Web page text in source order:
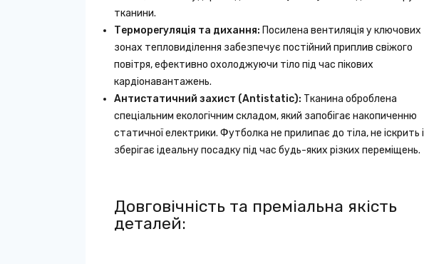
тканини.
Терморегуляція та дихання: Посилена вентиляція у ключових
зонах тепловиділення забезпечує постійний приплив свіжого
повітря, ефективно охолоджуючи тіло під час пікових
кардіонавантажень.
Антистатичний захист (Antistatic): Тканина оброблена
спеціальним екологічним складом, який запобігає накопиченню
статичної електрики. Футболка не прилипає до тіла, не іскрить і
зберігає ідеальну посадку під час будь-яких різких переміщень.
Довговічність та преміальна якість
деталей: